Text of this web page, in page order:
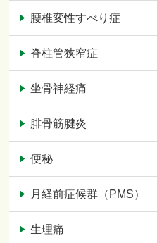
腰椎変性すべり症
脊柱管狭窄症
坐骨神経痛
腓骨筋腱炎
便秘
月経前症候群（PMS）
生理痛